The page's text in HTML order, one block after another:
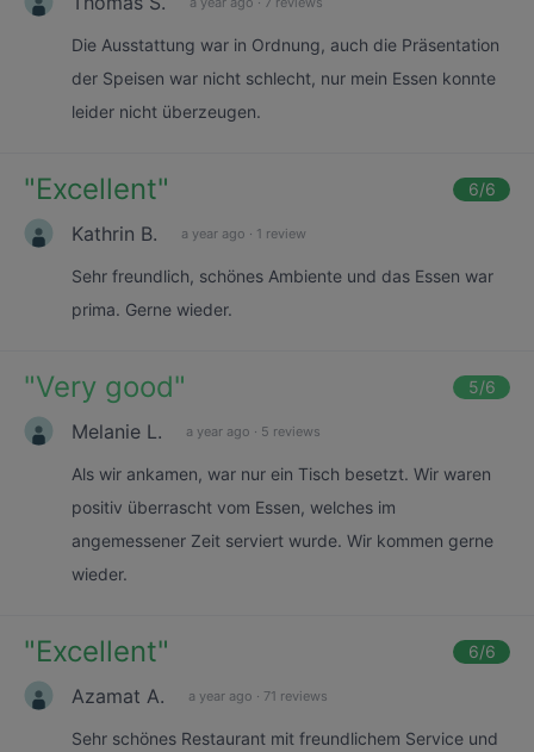
Die Ausstattung war in Ordnung, auch die Präsentation
der Speisen war nicht schlecht, nur mein Essen konnte
leider nicht überzeugen.
"Excellent" 6/6
Kathrin B. a year ago · 1 review
Sehr freundlich, schönes Ambiente und das Essen war
prima. Gerne wieder.
"Very good" 5/6
Melanie L. a year ago · 5 reviews
Als wir ankamen, war nur ein Tisch besetzt. Wir waren
positiv überrascht vom Essen, welches im
angemessener Zeit serviert wurde. Wir kommen gerne
wieder.
"Excellent" 6/6
Azamat A. a year ago · 71 reviews
Sehr schönes Restaurant mit freundlichem Service und